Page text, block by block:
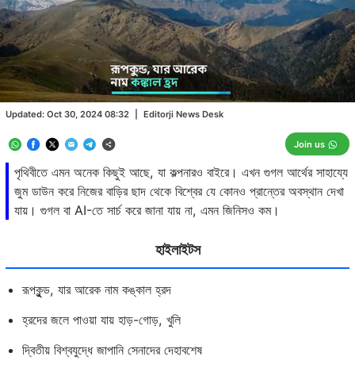
পৃথিবীতে এমন অনেক কিছুই আছে, যা কল্পনারও বাইরে। এখন গুগল আর্থের সাহায্যে
জুম ডাউন করে নিজের বাড়ির ছাদ থেকে বিশ্বের যে কোনও প্রান্তের অবস্থান দেখা
যায়। গুগল বা AI-তে সার্চ করে জানা যায় না, এমন জিনিসও কম।
Updated: Oct 30, 2024 08:32 Editorji News Desk
Join us
Unmute
/
25.52%
হাইলাইটস
রূপকুুন্ড, যার আরেক নাম কঙ্কাল হ্রদ
হ্রদের জলে পাওয়া যায় হাড়-গোড়, খুলি
দ্বিতীয় বিশ্বযুদ্ধে জাপানি সেনাদের দেহাবশেষ